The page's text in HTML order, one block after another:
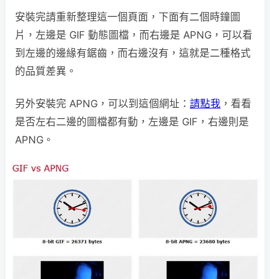
安裝完請重新整理這一個頁面，下面有二個時鐘圖
片，左邊是 GIF 動態圖檔，而右邊是 APNG，可以看
到左邊的邊緣有鋸齒，而右邊沒有，這就是二種格式
的品質差異。
另外安裝完 APNG，可以到這個網址： 請點我 ，看看
是否左右二邊的圖檔都有動，左邊是 GIF，右邊則是
APNG。